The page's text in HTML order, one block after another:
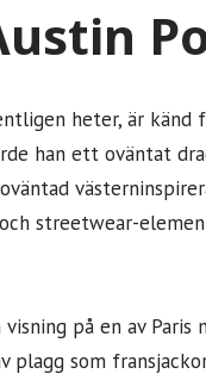
heter, är
han ett oväntat
streetwear-
på en av
plagg som